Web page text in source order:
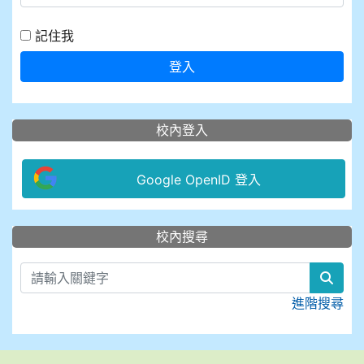
記住我
登入
校內登入
Google OpenID 登入
::: 校內搜尋
進階搜尋